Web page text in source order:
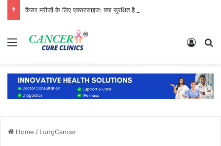
कैंसर मरीजों के लिए एक्सरसाइज: क्या सुरक्षित है और क्या नहीं?
Menu Log In
Home / LungCancer